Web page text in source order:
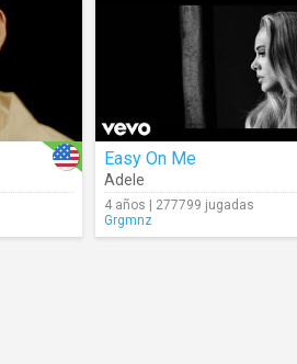
Easy On Me
Adele
4 años | 277799 jugadas
Grgmnz